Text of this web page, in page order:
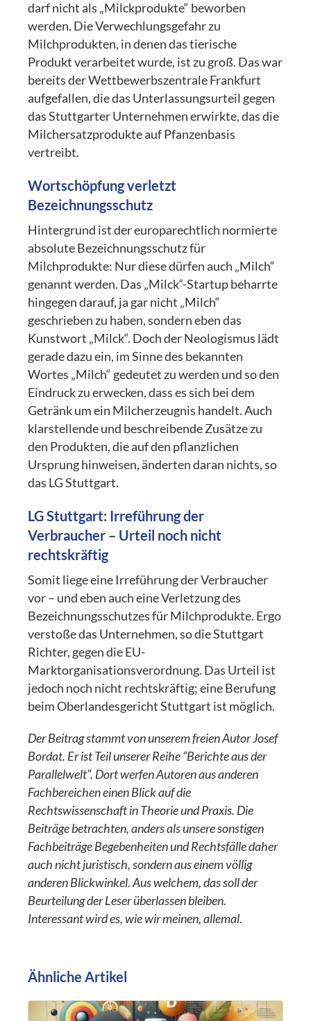
darf nicht als „Milckprodukte“ beworben
werden. Die Verwechlungsgefahr zu
Milchprodukten, in denen das tierische
Produkt verarbeitet wurde, ist zu groß. Das war
bereits der Wettbewerbszentrale Frankfurt
aufgefallen, die das Unterlassungsurteil gegen
das Stuttgarter Unternehmen erwirkte, das die
Milchersatzprodukte auf Pfanzenbasis
vertreibt.
Wortschöpfung verletzt
Bezeichnungsschutz
Hintergrund ist der europarechtlich normierte
absolute Bezeichnungsschutz für
Milchprodukte: Nur diese dürfen auch „Milch“
genannt werden. Das „Milck“-Startup beharrte
hingegen darauf, ja gar nicht „Milch“
geschrieben zu haben, sondern eben das
Kunstwort „Milck“. Doch der Neologismus lädt
gerade dazu ein, im Sinne des bekannten
Wortes „Milch“ gedeutet zu werden und so den
Eindruck zu erwecken, dass es sich bei dem
Getränk um ein Milcherzeugnis handelt. Auch
klarstellende und beschreibende Zusätze zu
den Produkten, die auf den pflanzlichen
Ursprung hinweisen, änderten daran nichts, so
das LG Stuttgart.
LG Stuttgart: Irreführung der
Verbraucher – Urteil noch nicht
rechtskräftig
Somit liege eine Irreführung der Verbraucher
vor – und eben auch eine Verletzung des
Bezeichnungsschutzes für Milchprodukte. Ergo
verstoße das Unternehmen, so die Stuttgart
Richter, gegen die EU-
Marktorganisationsverordnung. Das Urteil ist
jedoch noch nicht rechtskräftig; eine Berufung
beim Oberlandesgericht Stuttgart ist möglich.
Der Beitrag stammt von unserem freien Autor Josef
Bordat. Er ist Teil unserer Reihe “Berichte aus der
Parallelwelt”. Dort werfen Autoren aus anderen
Fachbereichen einen Blick auf die
Rechtswissenschaft in Theorie und Praxis. Die
Beiträge betrachten, anders als unsere sonstigen
Fachbeiträge Begebenheiten und Rechtsfälle daher
auch nicht juristisch, sondern aus einem völlig
anderen Blickwinkel. Aus welchem, das soll der
Beurteilung der Leser überlassen bleiben.
Interessant wird es, wie wir meinen, allemal.
Ähnliche Artikel